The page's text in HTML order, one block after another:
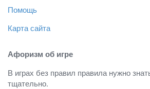
Помощь
Карта сайта
Афоризм об игре
В играх без правил правила нужно
тщательно.